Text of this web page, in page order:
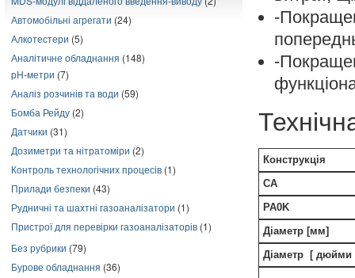
Автомобільні агрегати (24)
Алкотестери (5)
Аналітичне обладнання (148)
pH-метри (7)
Аналіз розчинів та води (59)
Бомба Рейду (2)
Датчики (31)
Дозиметри та нітратоміри (2)
Контроль технологічних процесів (1)
Прилади безпеки (43)
Рудничні та шахтні газоаналізатори (1)
Пристрої для перевірки газоаналізаторів (1)
Без рубрики (79)
Бурове обладнання (36)
-
-
Конструкція
CA
PA0K
Діаметр [мм]
Діаметр
[ дюйми